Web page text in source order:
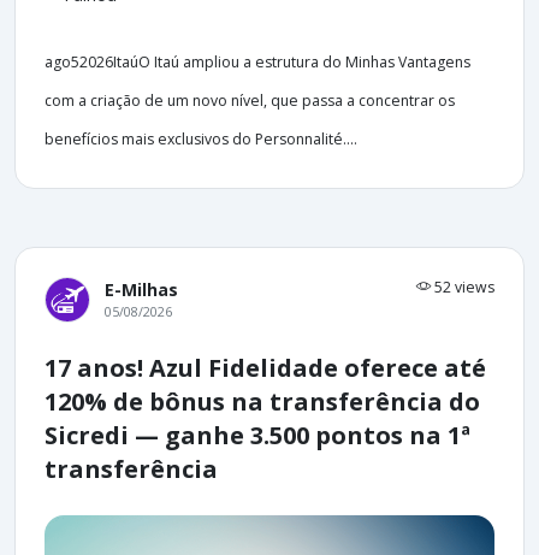
ago52026ItaúO Itaú ampliou a estrutura do Minhas Vantagens
com a criação de um novo nível, que passa a concentrar os
benefícios mais exclusivos do Personnalité....
E-Milhas 52 views
05/08/2026
17 anos! Azul Fidelidade oferece até
120% de bônus na transferência do
Sicredi — ganhe 3.500 pontos na 1ª
transferência